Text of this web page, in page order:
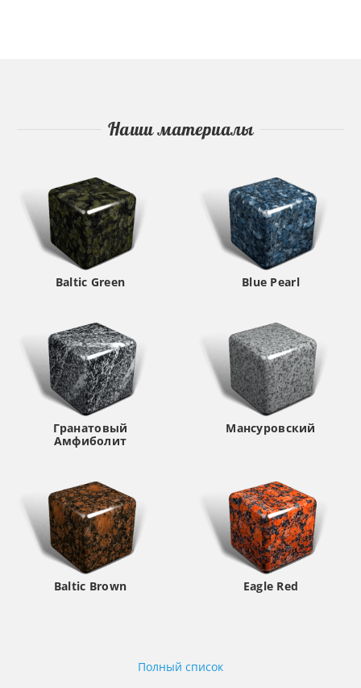
Наши материалы
Baltic Green Blue Pearl
Гранатовый
Амфиболит
Мансуровский
Baltic Brown Eagle Red
Полный список